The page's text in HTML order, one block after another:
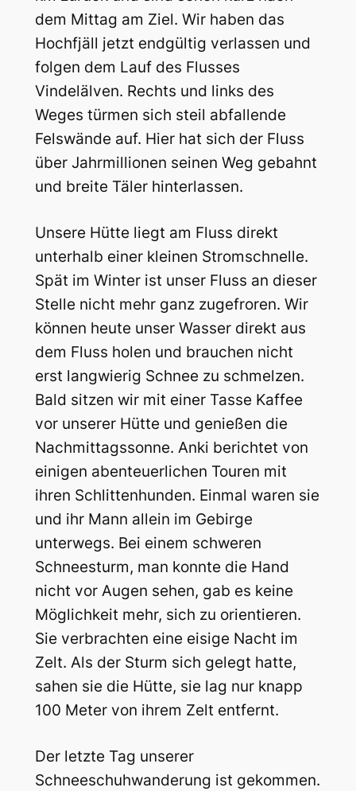
dem Mittag am Ziel. Wir haben das
Hochfjäll jetzt endgültig verlassen und
folgen dem Lauf des Flusses
Vindelälven. Rechts und links des
Weges türmen sich steil abfallende
Felswände auf. Hier hat sich der Fluss
über Jahrmillionen seinen Weg gebahnt
und breite Täler hinterlassen.
Unsere Hütte liegt am Fluss direkt
unterhalb einer kleinen Stromschnelle.
Spät im Winter ist unser Fluss an dieser
Stelle nicht mehr ganz zugefroren. Wir
können heute unser Wasser direkt aus
dem Fluss holen und brauchen nicht
erst langwierig Schnee zu schmelzen.
Bald sitzen wir mit einer Tasse Kaffee
vor unserer Hütte und genießen die
Nachmittagssonne. Anki berichtet von
einigen abenteuerlichen Touren mit
ihren Schlittenhunden. Einmal waren sie
und ihr Mann allein im Gebirge
unterwegs. Bei einem schweren
Schneesturm, man konnte die Hand
nicht vor Augen sehen, gab es keine
Möglichkeit mehr, sich zu orientieren.
Sie verbrachten eine eisige Nacht im
Zelt. Als der Sturm sich gelegt hatte,
sahen sie die Hütte, sie lag nur knapp
100 Meter von ihrem Zelt entfernt.
Der letzte Tag unserer
Schneeschuhwanderung ist gekommen.